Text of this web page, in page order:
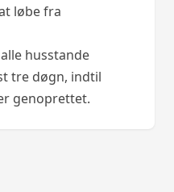
løbe fra
husstande
tre døgn, indtil
genoprettet.